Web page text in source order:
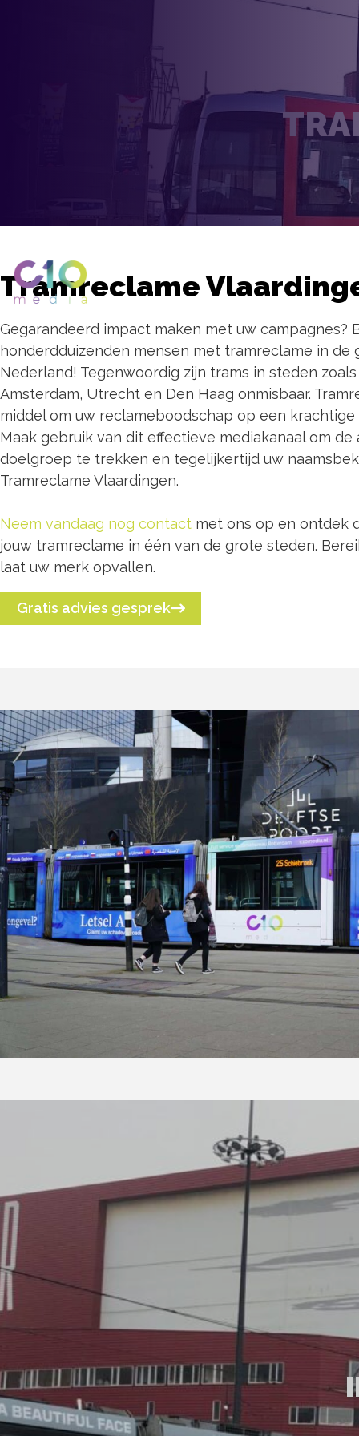
Tramreclame
Gegarandeerd impact maken met uw campagnes?
honderdduizenden mensen met tramreclame in de
Nederland! Tegenwoordig zijn trams in steden
Amsterdam, Utrecht en Den Haag onmisbaar.
middel om uw reclameboodschap op een
Maak gebruik van dit effectieve mediakanaal om de
doelgroep te trekken en tegelijkertijd uw
Tramreclame Vlaardingen.
Neem vandaag nog contact met ons op en ontdek
jouw tramreclame in één van de grote steden.
laat uw merk opvallen.
Gratis advies gesprek